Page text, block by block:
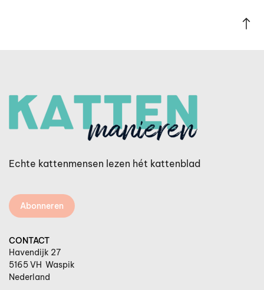
Echte kattenmensen lezen hét kattenblad
Abonneren
CONTACT
Havendijk 27
5165 VH Waspik
Nederland